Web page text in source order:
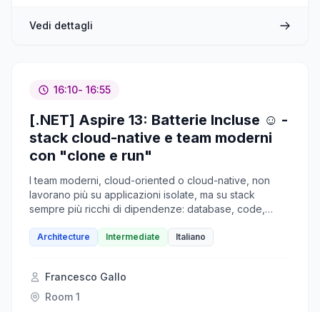
Vedi dettagli
16:10- 16:55
[.NET] Aspire 13: Batterie Incluse ☺ -
stack cloud-native e team moderni
con "clone e run"
I team moderni, cloud-oriented o cloud-native, non
lavorano più su applicazioni isolate, ma su stack
sempre più ricchi di dipendenze: database, code,
condivise e osservabilità. Il problema non è la singola
team. In molti contesti, anche un semplice up and
running richiede documentazione, script custom,
Architecture Intermediate Italiano
Francesco Gallo
Room 1